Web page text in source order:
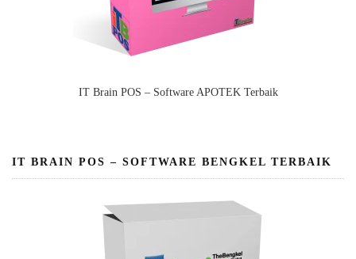
IT Brain POS – Software APOTEK Terbaik
IT BRAIN POS – SOFTWARE BENGKEL TERBAIK